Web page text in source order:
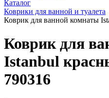
Каталог
Коврики для ванной и туалета
Коврик для ванной комнаты
Коврик для
Istanbul
790316